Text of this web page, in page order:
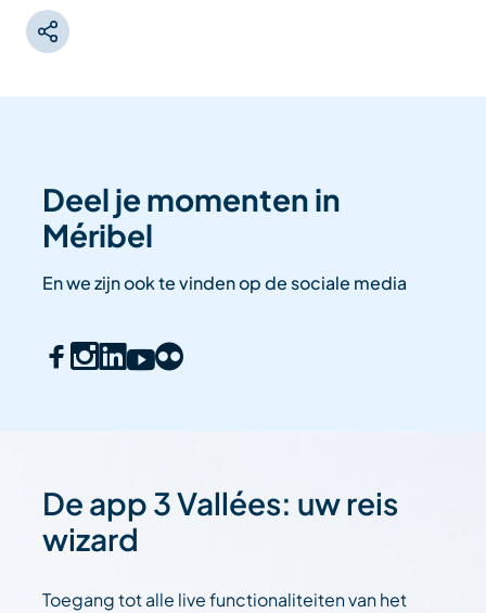
Deel je momenten in
Méribel
En we zijn ook te vinden op de sociale media
De app 3 Vallées: uw reis
wizard
Toegang tot alle live functionaliteiten van het